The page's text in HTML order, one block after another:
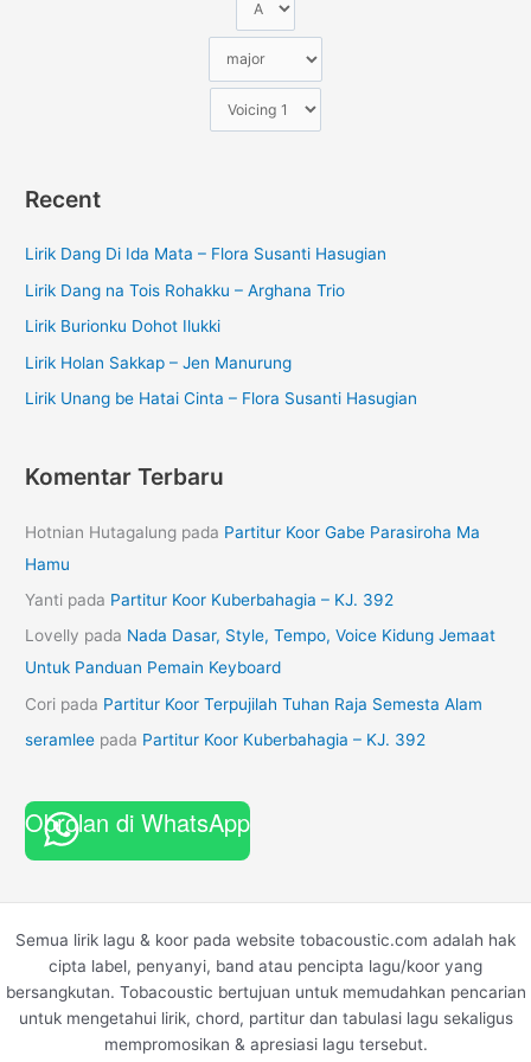
Recent
Lirik Dang Di Ida Mata – Flora Susanti Hasugian
Lirik Dang na Tois Rohakku – Arghana Trio
Lirik Burionku Dohot Ilukki
Lirik Holan Sakkap – Jen Manurung
Lirik Unang be Hatai Cinta – Flora Susanti Hasugian
Komentar Terbaru
Hotnian Hutagalung pada Partitur Koor Gabe Parasiroha Ma
Hamu
Yanti pada Partitur Koor Kuberbahagia – KJ. 392
Lovelly pada Nada Dasar, Style, Tempo, Voice Kidung Jemaat
Untuk Panduan Pemain Keyboard
Cori pada Partitur Koor Terpujilah Tuhan Raja Semesta Alam
seramlee pada Partitur Koor Kuberbahagia – KJ. 392
Obrolan di WhatsApp
Semua lirik lagu & koor pada website tobacoustic.com adalah hak
cipta label, penyanyi, band atau pencipta lagu/koor yang
bersangkutan. Tobacoustic bertujuan untuk memudahkan pencarian
untuk mengetahui lirik, chord, partitur dan tabulasi lagu sekaligus
mempromosikan & apresiasi lagu tersebut.